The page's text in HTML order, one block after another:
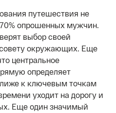
путешествия не
опрошенных мужчин.
выбор своей
окружающих. Еще
центральное
определяет
к ключевым точкам
уходит на дорогу и
Еще один значимый